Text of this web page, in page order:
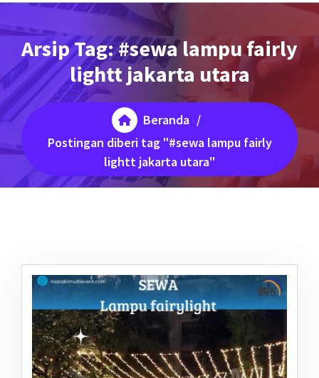
Arsip Tag: #sewa lampu fairly
lightt jakarta utara
Beranda /
Postingan diberi tag "#sewa lampu fairly
lightt jakarta utara"